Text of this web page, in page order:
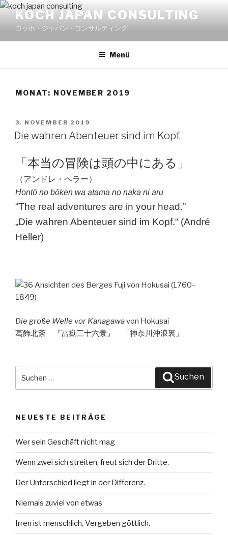
Zum
Inhalt
springen
KOCH JAPAN CONSULTING
コッホ・ジャパン・コンサルティング
Menü
MONAT: NOVEMBER 2019
VERÖFFENTLICHT
AM
3. NOVEMBER 2019
Die wahren Abenteuer sind im Kopf.
「本当の冒険は頭の中にある」
（アンドレ・ヘラー）
Hontō no bōken wa atama no naka ni aru
“The real adventures are in your head.”
„Die wahren Abenteuer sind im Kopf.“ (André
Heller)
Die große Welle vor Kanagawavon Hokusai
葛飾北斎 『冨嶽三十六景』 「神奈川沖浪裏」
Suchen
NEUESTE BEITRÄGE
Wer sein Geschäft nicht mag
Wenn zwei sich streiten, freut sich der Dritte.
Der Unterschied liegt in der Differenz.
Niemals zuviel von etwas
Irren ist menschlich, Vergeben göttlich.